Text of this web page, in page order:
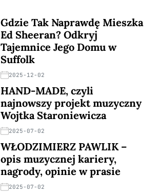
Gdzie Tak Naprawdę Mieszka
Ed Sheeran? Odkryj
Tajemnice Jego Domu w
Suffolk
2025-12-02
HAND-MADE, czyli
najnowszy projekt muzyczny
Wojtka Staroniewicza
2025-07-02
WŁODZIMIERZ PAWLIK –
opis muzycznej kariery,
nagrody, opinie w prasie
2025-07-02